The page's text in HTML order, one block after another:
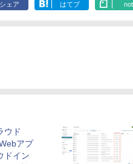
シェア はてブ
ウド
アプ
ドイン